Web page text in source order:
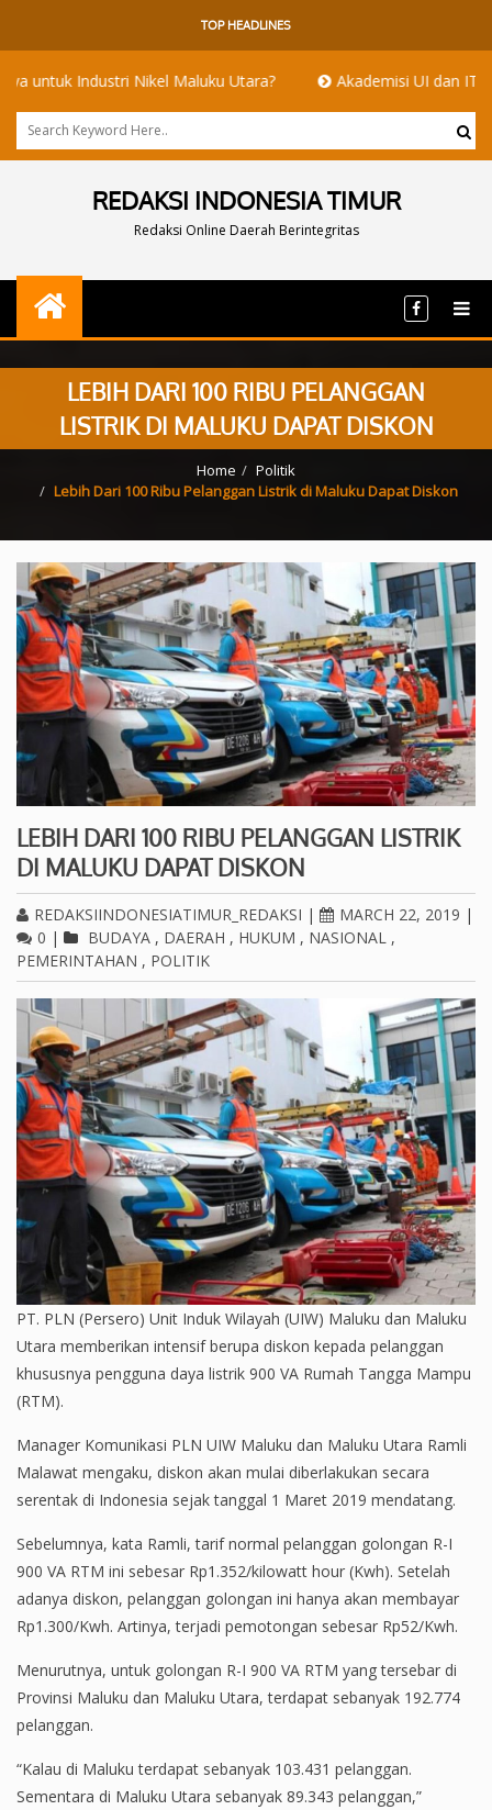
TOP HEADLINES
Nikel Maluku Utara? Akademisi UI dan ITB
REDAKSI INDONESIA TIMUR
Redaksi Online Daerah Berintegritas
LEBIH DARI 100 RIBU PELANGGAN
LISTRIK DI MALUKU DAPAT DISKON
Home
Politik
Lebih Dari 100 Ribu Pelanggan Listrik di Maluku Dapat Diskon
LEBIH DARI 100 RIBU PELANGGAN LISTRIK
DI MALUKU DAPAT DISKON
REDAKSIINDONESIATIMUR_REDAKSI | MARCH 22, 2019 |
0 | BUDAYA , DAERAH , HUKUM , NASIONAL ,
PEMERINTAHAN , POLITIK
PT. PLN (Persero) Unit Induk Wilayah (UIW) Maluku dan Maluku
Utara memberikan intensif berupa diskon kepada pelanggan
khususnya pengguna daya listrik 900 VA Rumah Tangga Mampu
(RTM).
Manager Komunikasi PLN UIW Maluku dan Maluku Utara Ramli
Malawat mengaku, diskon akan mulai diberlakukan secara
serentak di Indonesia sejak tanggal 1 Maret 2019 mendatang.
Sebelumnya, kata Ramli, tarif normal pelanggan golongan R-I
900 VA RTM ini sebesar Rp1.352/kilowatt hour (Kwh). Setelah
adanya diskon, pelanggan golongan ini hanya akan membayar
Rp1.300/Kwh. Artinya, terjadi pemotongan sebesar Rp52/Kwh.
Menurutnya, untuk golongan R-I 900 VA RTM yang tersebar di
Provinsi Maluku dan Maluku Utara, terdapat sebanyak 192.774
pelanggan.
“Kalau di Maluku terdapat sebanyak 103.431 pelanggan.
Sementara di Maluku Utara sebanyak 89.343 pelanggan,”